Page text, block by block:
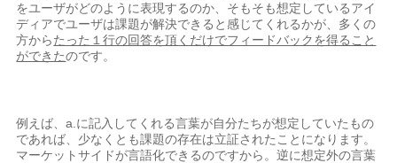
をユーザがどのように表現するのか、そもそも想定しているアイ
ディアでユーザは課題が解決できると感じてくれるかが、多くの
方からたった１行の回答を頂くだけでフィードバックを得ること
ができたのです。
例えば、a.に記入してくれる言葉が自分たちが想定していたもの
であれば、少なくとも課題の存在は立証されたことになります。
マーケットサイドが言語化できるのですから。逆に想定外の言葉